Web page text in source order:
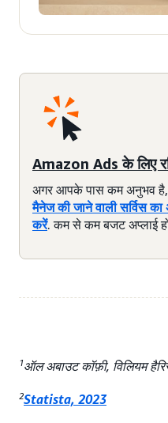
Amazon Ads के लिए
अगर आपके पास कम अनुभव है,
मैनेज की जाने वाली सर्विस
करें. कम से कम बजट अप्लाई
1ऑल अबाउट कॉफ़ी, विलियम
2Statista, 2023